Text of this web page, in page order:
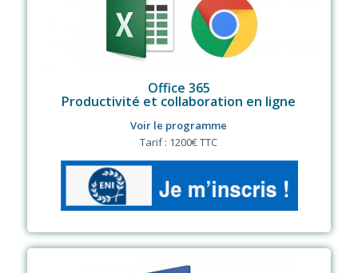
Office 365
Productivité et collaboration en ligne
Voir le programme
Tarif : 1200€ TTC